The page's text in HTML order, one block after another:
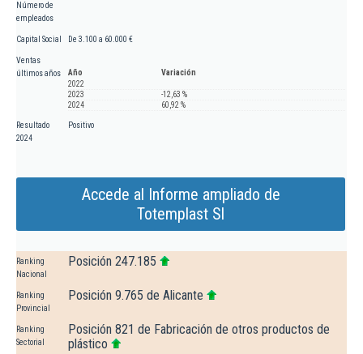
Número de
empleados
Capital Social De 3.100 a 60.000 €
Ventas
últimos años
Año
Variación
2022
2023
-12,63 %
2024
60,92 %
Resultado
2024
Positivo
Accede al Informe ampliado de
Totemplast Sl
Ranking
Nacional
Posición 247.185
Ranking
Provincial
Posición 9.765 de Alicante
Ranking
Sectorial
Posición 821 de Fabricación de otros productos de
plástico